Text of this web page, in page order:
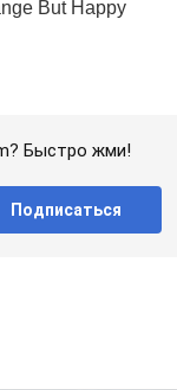
Быстро жми!
Подписаться